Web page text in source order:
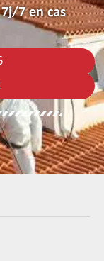
7 en cas